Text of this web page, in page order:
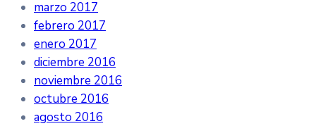
marzo 2017
febrero 2017
enero 2017
diciembre 2016
noviembre 2016
octubre 2016
agosto 2016